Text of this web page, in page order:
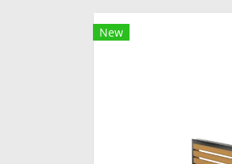
New